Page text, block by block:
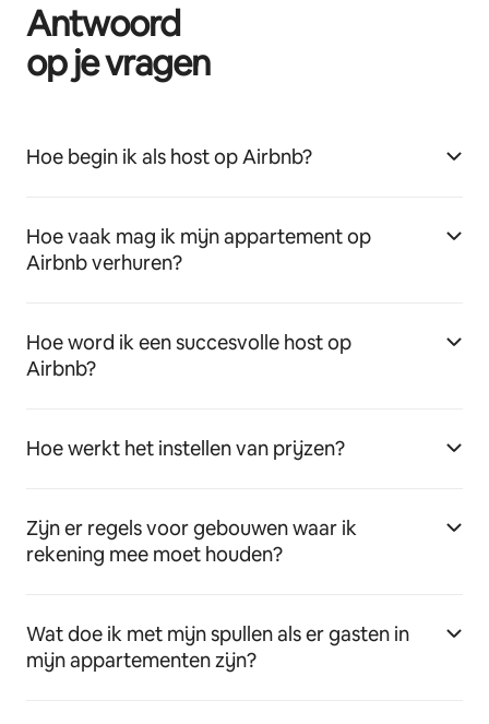
Antwoord
op je vragen
Hoe begin ik als host op Airbnb?
Hoe vaak mag ik mijn appartement op
Airbnb verhuren?
Hoe word ik een succesvolle host op
Airbnb?
Hoe werkt het instellen van prijzen?
Zijn er regels voor gebouwen waar ik
rekening mee moet houden?
Wat doe ik met mijn spullen als er gasten in
mijn appartementen zijn?